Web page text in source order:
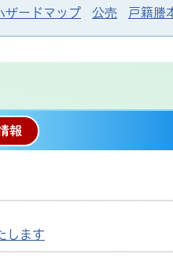
ザードマップ
公売 戸籍謄
報
します